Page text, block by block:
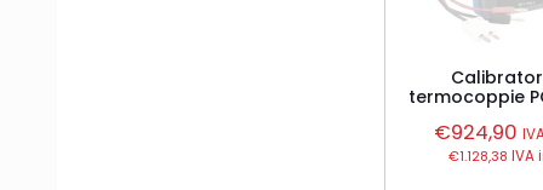
termocoppie
€924,90
€1.128,38 IVA